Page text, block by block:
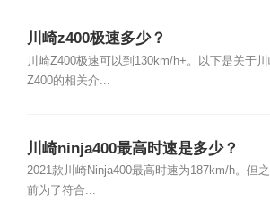
川崎z400极速多少？
川崎Z400极速可以到130km/h+。以下是关于
Z400的相关介...
川崎ninja400最高时速是多少？
2021款川崎Ninja400最高时速为187km/h。但之
前为了符合...